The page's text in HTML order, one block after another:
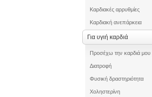
Καρδιακές αρρυθμίες
Καρδιακή ανεπάρκεια
Για υγιή καρδιά
Προσέχω την καρδιά μου
Διατροφή
Φυσική δραστηριότητα
Χοληστερίνη